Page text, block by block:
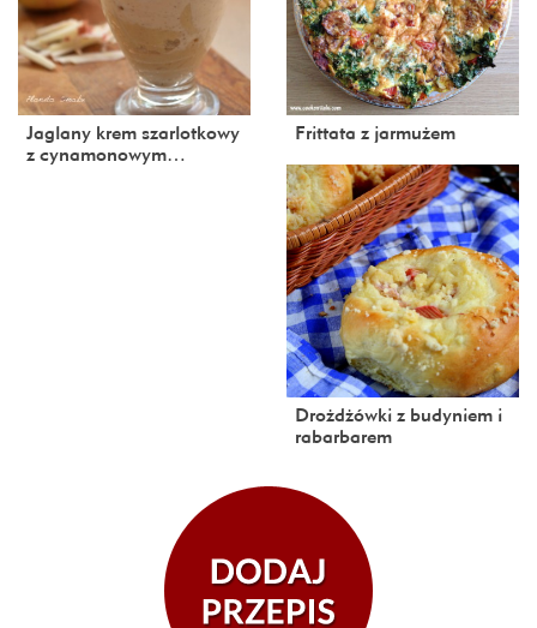
Jaglany krem szarlotkowy
z cynamonowym…
Frittata z jarmużem
Drożdżówki z budyniem i
rabarbarem